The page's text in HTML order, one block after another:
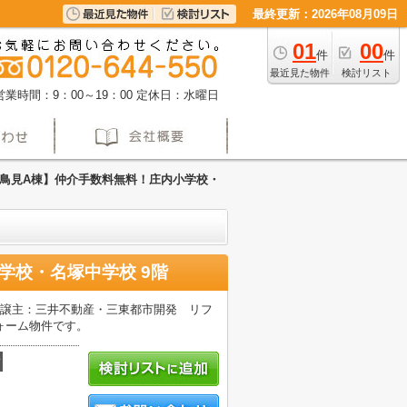
最終更新：2026年08月09日
01件
最近見た物件
00件
検討リスト
業時間：9：00～19：00 定休日：水曜日
見A棟】仲介手数料無料！庄内小学校・
校・名塚中学校 9階
主：三井不動産・三東都市開発 リフ
ム物件です。